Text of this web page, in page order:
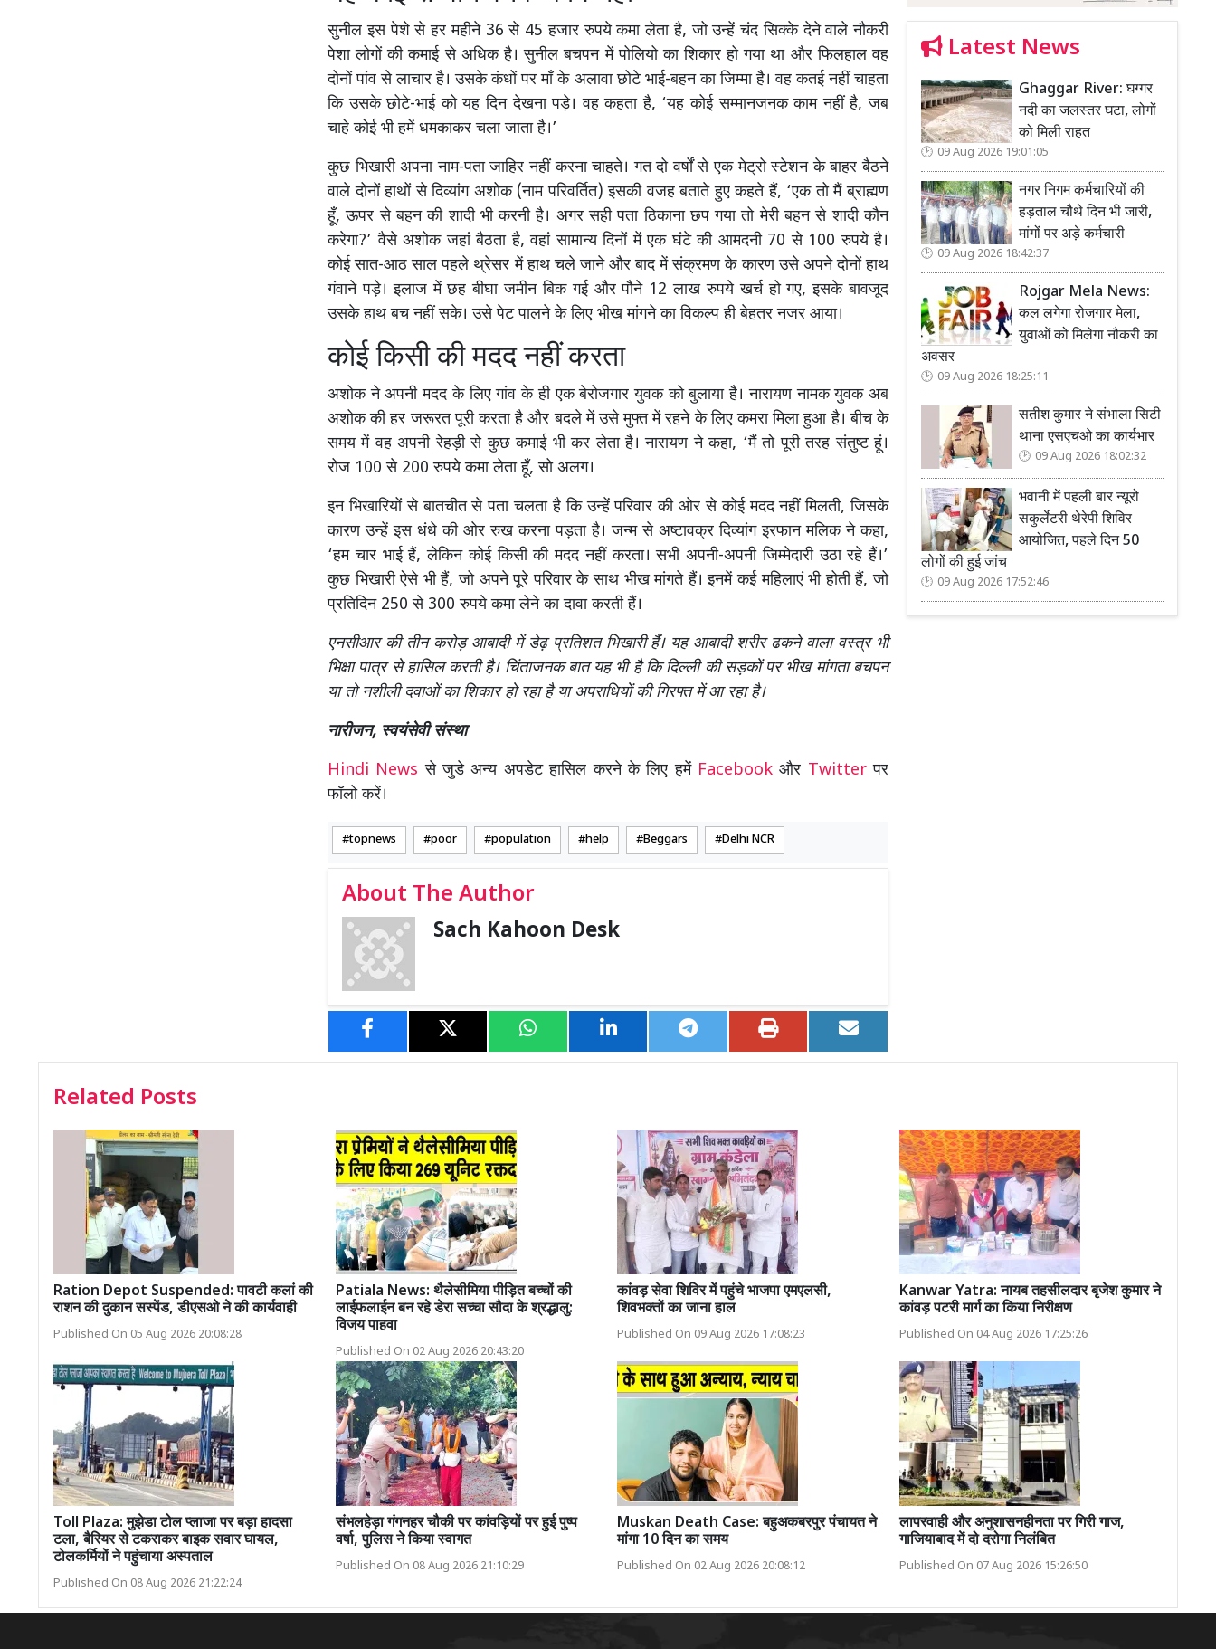
सुनील इस पेशे से हर महीने 36 से 45 हजार रुपये कमा लेता है, जो उन्हें चंद सिक्के देने वाले नौकरी
पेशा लोगों की कमाई से अधिक है। सुनील बचपन में पोलियो का शिकार हो गया था और फिलहाल वह
दोनों पांव से लाचार है। उसके कंधों पर माँ के अलावा छोटे भाई-बहन का जिम्मा है। वह कतई नहीं चाहता
कि उसके छोटे-भाई को यह दिन देखना पड़े। वह कहता है, ‘यह कोई सम्मानजनक काम नहीं है, जब
चाहे कोई भी हमें धमकाकर चला जाता है।’
कुछ भिखारी अपना नाम-पता जाहिर नहीं करना चाहते। गत दो वर्षों से एक मेट्रो स्टेशन के बाहर बैठने
वाले दोनों हाथों से दिव्यांग अशोक (नाम परिवर्तित) इसकी वजह बताते हुए कहते हैं, ‘एक तो मैं ब्राह्मण
हूँ, ऊपर से बहन की शादी भी करनी है। अगर सही पता ठिकाना छप गया तो मेरी बहन से शादी कौन
करेगा?’ वैसे अशोक जहां बैठता है, वहां सामान्य दिनों में एक घंटे की आमदनी 70 से 100 रुपये है।
कोई सात-आठ साल पहले थ्रेसर में हाथ चले जाने और बाद में संक्रमण के कारण उसे अपने दोनों हाथ
गंवाने पड़े। इलाज में छह बीघा जमीन बिक गई और पौने 12 लाख रुपये खर्च हो गए, इसके बावजूद
उसके हाथ बच नहीं सके। उसे पेट पालने के लिए भीख मांगने का विकल्प ही बेहतर नजर आया।
कोई किसी की मदद नहीं करता
अशोक ने अपनी मदद के लिए गांव के ही एक बेरोजगार युवक को बुलाया है। नारायण नामक युवक अब
अशोक की हर जरूरत पूरी करता है और बदले में उसे मुफ्त में रहने के लिए कमरा मिला हुआ है। बीच के
समय में वह अपनी रेहड़ी से कुछ कमाई भी कर लेता है। नारायण ने कहा, ‘मैं तो पूरी तरह संतुष्ट हूं।
रोज 100 से 200 रुपये कमा लेता हूँ, सो अलग।
इन भिखारियों से बातचीत से पता चलता है कि उन्हें परिवार की ओर से कोई मदद नहीं मिलती, जिसके
कारण उन्हें इस धंधे की ओर रुख करना पड़ता है। जन्म से अष्टावक्र दिव्यांग इरफान मलिक ने कहा,
‘हम चार भाई हैं, लेकिन कोई किसी की मदद नहीं करता। सभी अपनी-अपनी जिम्मेदारी उठा रहे हैं।’
कुछ भिखारी ऐसे भी हैं, जो अपने पूरे परिवार के साथ भीख मांगते हैं। इनमें कई महिलाएं भी होती हैं, जो
प्रतिदिन 250 से 300 रुपये कमा लेने का दावा करती हैं।
एनसीआर की तीन करोड़ आबादी में डेढ़ प्रतिशत भिखारी हैं। यह आबादी शरीर ढकने वाला वस्त्र भी
भिक्षा पात्र से हासिल करती है। चिंताजनक बात यह भी है कि दिल्ली की सड़कों पर भीख मांगता बचपन
या तो नशीली दवाओं का शिकार हो रहा है या अपराधियों की गिरफ्त में आ रहा है।
नारीजन, स्वयंसेवी संस्था
Hindi Newsसे जुडे अन्य अपडेट हासिल करने के लिए हमें Facebookऔर Twitterपर
फॉलो करें।
topnews poor population help Beggars Delhi NCR
About The Author
Sach Kahoon Desk
Latest News
Ghaggar River: घग्गर
नदी का जलस्तर घटा, लोगों
को मिली राहत
09 Aug 2026 19:01:05
नगर निगम कर्मचारियों की
हड़ताल चौथे दिन भी जारी,
मांगों पर अड़े कर्मचारी
09 Aug 2026 18:42:37
Rojgar Mela News:
कल लगेगा रोजगार मेला,
युवाओं को मिलेगा नौकरी का
अवसर
09 Aug 2026 18:25:11
सतीश कुमार ने संभाला सिटी
थाना एसएचओ का कार्यभार
09 Aug 2026 18:02:32
भवानी में पहली बार न्यूरो
सकुर्लेटरी थेरेपी शिविर
आयोजित, पहले दिन 50
लोगों की हुई जांच
09 Aug 2026 17:52:46
Related Posts
Ration Depot Suspended: पावटी कलां की
राशन की दुकान सस्पेंड, डीएसओ ने की कार्यवाही
Published On 05 Aug 2026 20:08:28
Patiala News: थैलेसीमिया पीड़ित बच्चों की
लाईफलाईन बन रहे डेरा सच्चा सौदा के श्रद्धालु:
विजय पाहवा
Published On 02 Aug 2026 20:43:20
कांवड़ सेवा शिविर में पहुंचे भाजपा एमएलसी,
शिवभक्तों का जाना हाल
Published On 09 Aug 2026 17:08:23
Kanwar Yatra: नायब तहसीलदार बृजेश कुमार ने
कांवड़ पटरी मार्ग का किया निरीक्षण
Published On 04 Aug 2026 17:25:26
Toll Plaza: मुझेडा टोल प्लाजा पर बड़ा हादसा
टला, बैरियर से टकराकर बाइक सवार घायल,
टोलकर्मियों ने पहुंचाया अस्पताल
Published On 08 Aug 2026 21:22:24
संभलहेड़ा गंगनहर चौकी पर कांवड़ियों पर हुई पुष्प
वर्षा, पुलिस ने किया स्वागत
Published On 08 Aug 2026 21:10:29
Muskan Death Case: बहुअकबरपुर पंचायत ने
मांगा 10 दिन का समय
Published On 02 Aug 2026 20:08:12
लापरवाही और अनुशासनहीनता पर गिरी गाज,
गाजियाबाद में दो दरोगा निलंबित
Published On 07 Aug 2026 15:26:50